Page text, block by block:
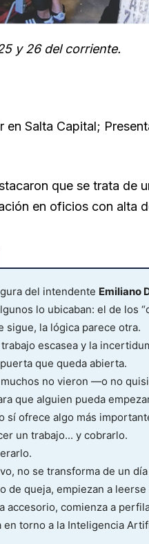
y 26 del corriente.
en Salta Capital;
que se trata de
en oficios con alta
del intendente Emiliano
lo ubicaban: el de los
sigue, la lógica parece otra.
escasea y la
que queda abierta.
no vieron —o no
que alguien pueda
sí ofrece algo más
un trabajo... y cobrarlo.
no se transforma de un
de queja, empiezan a
accesorio, comienza a
torno a la Inteligencia